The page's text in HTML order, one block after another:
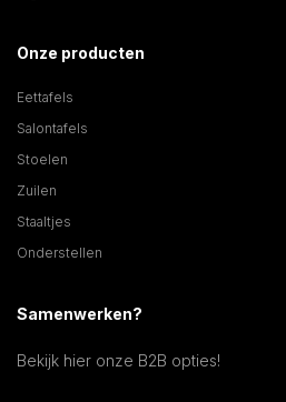
Onze producten
Eettafels
Salontafels
Stoelen
Zuilen
Staaltjes
Onderstellen
Samenwerken?
Bekijk hier onze B2B opties!